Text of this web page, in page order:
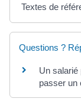
Textes de
Questions ?
Un salarié
passer un